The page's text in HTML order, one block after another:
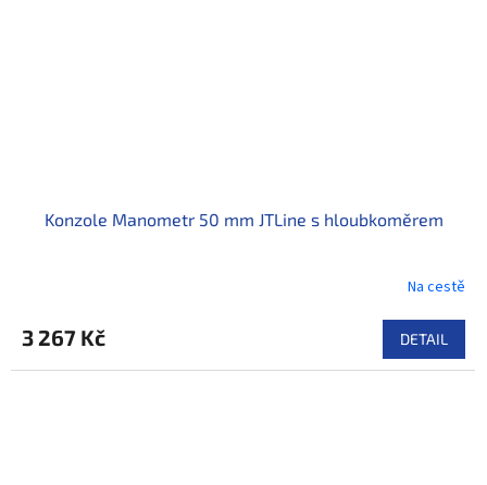
Konzole Manometr 50 mm JTLine s hloubkoměrem
Na cestě
3 267 Kč DETAIL